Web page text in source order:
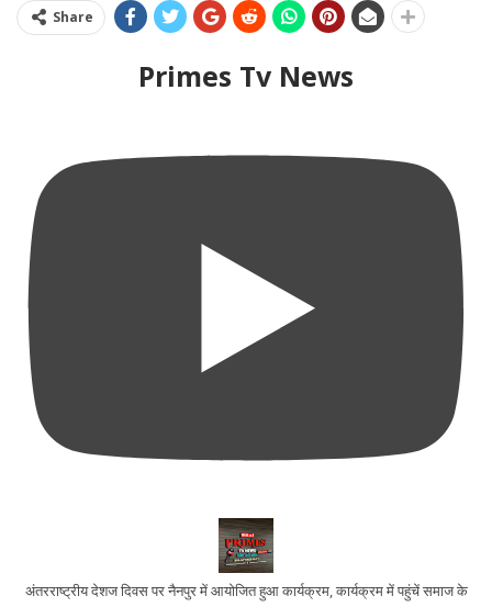
Share
Primes Tv News
अंतरराष्ट्रीय देशज दिवस पर नैनपुर में आयोजित हुआ कार्यक्रम, कार्यक्रम में पहुंचें समाज के